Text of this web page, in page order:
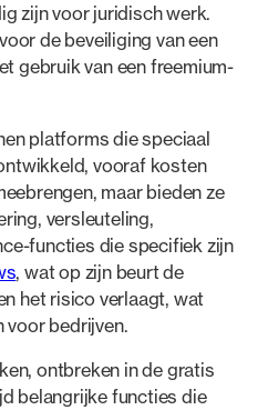
zijn voor juridisch werk.
de beveiliging van een
gebruik van een freemium-
platforms die speciaal
vooraf kosten
maar bieden ze
versleuteling,
functies die specifiek zijn
, wat op zijn beurt de
het risico verlaagt, wat
voor bedrijven.
ontbreken in de gratis
belangrijke functies die